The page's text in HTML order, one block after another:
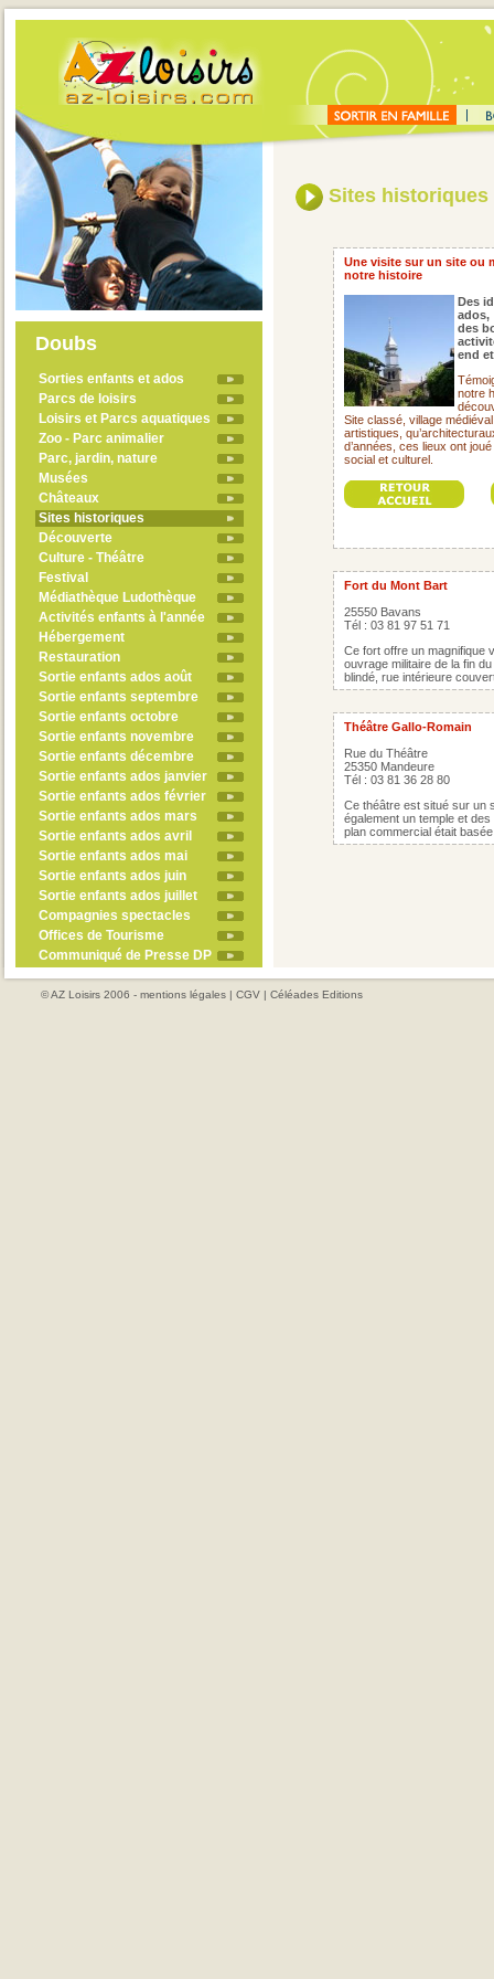
Doubs
Sorties enfants et ados
Parcs de loisirs
Loisirs et Parcs aquatiques
Zoo - Parc animalier
Parc, jardin, nature
Musées
Châteaux
Sites historiques
Découverte
Culture - Théâtre
Festival
Médiathèque Ludothèque
Activités enfants à l'année
Hébergement
Restauration
Sortie enfants ados août
Sortie enfants septembre
Sortie enfants octobre
Sortie enfants novembre
Sortie enfants décembre
Sortie enfants ados janvier
Sortie enfants ados février
Sortie enfants ados mars
Sortie enfants ados avril
Sortie enfants ados mai
Sortie enfants ados juin
Sortie enfants ados juillet
Compagnies spectacles
Offices de Tourisme
Communiqué de Presse DP
Sites historiques
Une visite sur un site ou
notre histoire
Des
ados,
des
end
notre
Site classé, village
artistiques,
d’années, ces lieux ont
social et culturel.
Fort du Mont Bart
25550 Bavans
Tél : 03 81 97 51 71
Ce fort offre un magnifique
ouvrage militaire de la fin
blindé, rue intérieure
Théâtre Gallo-Romain
Rue du Théâtre
25350 Mandeure
Tél : 03 81 36 28 80
Ce théâtre est situé sur un
également un temple et
plan commercial était
© AZ Loisirs 2006 - mentions légales | CGV | Céléades Editions